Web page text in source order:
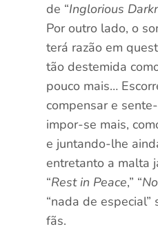
de “Inglorious
Por outro lado, o
terá razão em
tão destemida
pouco mais…
compensar e
impor-se mais,
e juntando-lhe
entretanto a malta
“Rest in Peace,” “
“nada de
fãs.